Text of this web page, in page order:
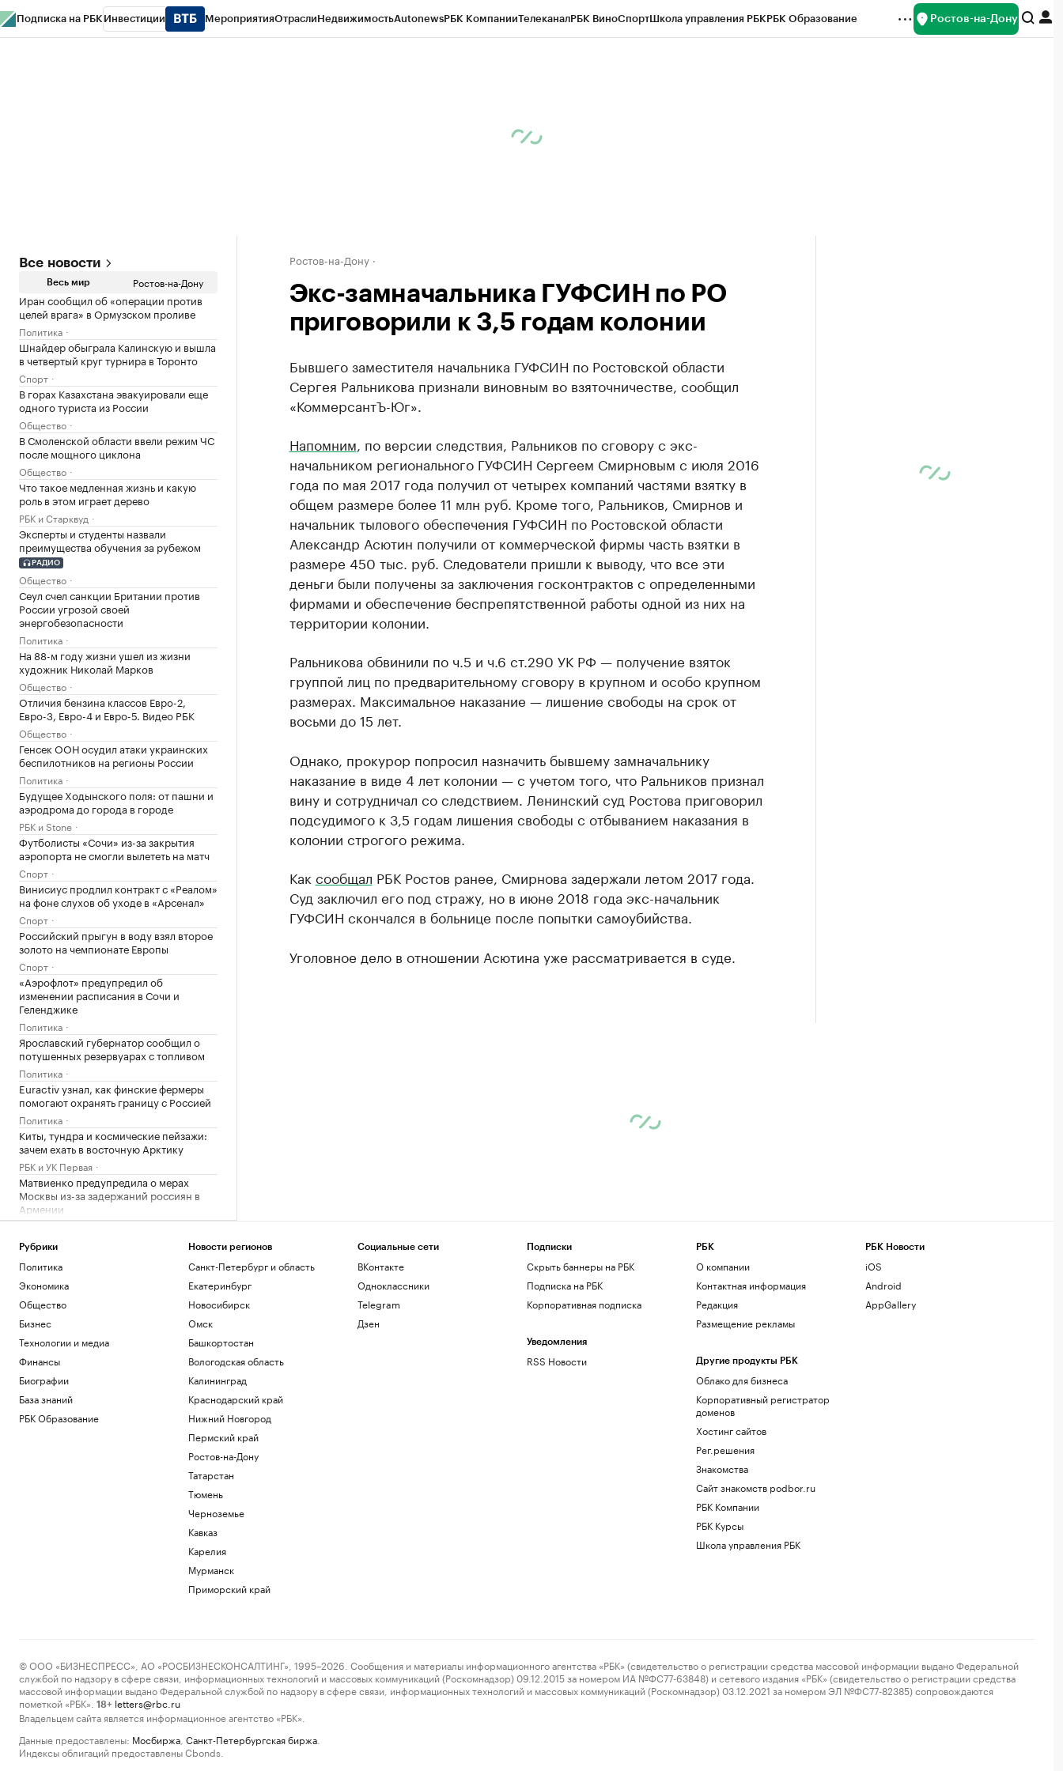
Подписка на РБК Инвестиции МероприятияОтраслиНедвижимостьAutonewsРБК КомпанииТелеканалРБК ВиноСпортШкола управления РБКРБК Образование Ростов-на-Дону
Все новости
Весь мир Ростов-на-Дону
Иран сообщил об «операции против
целей врага» в Ормузском проливе
Политика
Шнайдер обыграла Калинскую и вышла
в четвертый круг турнира в Торонто
Спорт
В горах Казахстана эвакуировали еще
одного туриста из России
Общество
В Смоленской области ввели режим ЧС
после мощного циклона
Общество
Что такое медленная жизнь и какую
роль в этом играет дерево
РБК и Старквуд
Эксперты и студенты назвали
преимущества обучения за рубежом
РАДИО
Общество
Сеул счел санкции Британии против
России угрозой своей
энергобезопасности
Политика
На 88-м году жизни ушел из жизни
художник Николай Марков
Общество
Отличия бензина классов Евро-2,
Евро-3, Евро-4 и Евро-5. Видео РБК
Общество
Генсек ООН осудил атаки украинских
беспилотников на регионы России
Политика
Будущее Ходынского поля: от пашни и
аэродрома до города в городе
РБК и Stone
Футболисты «Сочи» из-за закрытия
аэропорта не смогли вылететь на матч
Спорт
Винисиус продлил контракт с «Реалом»
на фоне слухов об уходе в «Арсенал»
Спорт
Российский прыгун в воду взял второе
золото на чемпионате Европы
Спорт
«Аэрофлот» предупредил об
изменении расписания в Сочи и
Геленджике
Политика
Ярославский губернатор сообщил о
потушенных резервуарах с топливом
Политика
Euractiv узнал, как финские фермеры
помогают охранять границу с Россией
Политика
Киты, тундра и космические пейзажи:
зачем ехать в восточную Арктику
РБК и УК Первая
Матвиенко предупредила о мерах
Москвы из-за задержаний россиян в
Армении
Политика
Wildberries объявил о новых мерах
поддержки продавцов
Бизнес
Ростов-на-Дону
Экс-замначальника ГУФСИН по РО
приговорили к 3,5 годам колонии
Бывшего заместителя начальника ГУФСИН по Ростовской области
Сергея Ральникова признали виновным во взяточничестве, сообщил
«КоммерсантЪ-Юг».
Напомним , по версии следствия, Ральников по сговору с экс-
начальником регионального ГУФСИН Сергеем Смирновым с июля 2016
года по мая 2017 года получил от четырех компаний частями взятку в
общем размере более 11 млн руб. Кроме того, Ральников, Смирнов и
начальник тылового обеспечения ГУФСИН по Ростовской области
Александр Асютин получили от коммерческой фирмы часть взятки в
размере 450 тыс. руб. Следователи пришли к выводу, что все эти
деньги были получены за заключения госконтрактов с определенными
фирмами и обеспечение беспрепятственной работы одной из них на
территории колонии.
Ральникова обвинили по ч.5 и ч.6 ст.290 УК РФ — получение взяток
группой лиц по предварительному сговору в крупном и особо крупном
размерах. Максимальное наказание — лишение свободы на срок от
восьми до 15 лет.
Однако, прокурор попросил назначить бывшему замначальнику
наказание в виде 4 лет колонии — с учетом того, что Ральников признал
вину и сотрудничал со следствием. Ленинский суд Ростова приговорил
подсудимого к 3,5 годам лишения свободы с отбыванием наказания в
колонии строгого режима.
Как сообщал РБК Ростов ранее, Смирнова задержали летом 2017 года.
Суд заключил его под стражу, но в июне 2018 года экс-начальник
ГУФСИН скончался в больнице после попытки самоубийства.
Уголовное дело в отношении Асютина уже рассматривается в суде.
Рубрики
Политика
Экономика
Общество
Бизнес
Технологии и медиа
Финансы
Биографии
База знаний
РБК Образование
Новости регионов
Санкт-Петербург и область
Екатеринбург
Новосибирск
Омск
Башкортостан
Вологодская область
Калининград
Краснодарский край
Нижний Новгород
Пермский край
Ростов-на-Дону
Татарстан
Тюмень
Черноземье
Кавказ
Карелия
Мурманск
Приморский край
Социальные сети
ВКонтакте
Одноклассники
Telegram
Дзен
Подписки
Скрыть баннеры на РБК
Подписка на РБК
Корпоративная подписка
Уведомления
RSS Новости
РБК
О компании
Контактная информация
Редакция
Размещение рекламы
Другие продукты РБК
Облако для бизнеса
Корпоративный регистратор
доменов
Хостинг сайтов
Рег.решения
Знакомства
Сайт знакомств podbor.ru
РБК Компании
РБК Курсы
Школа управления РБК
РБК Новости
iOS
Android
AppGallery
© ООО «БИЗНЕСПРЕСС», АО «РОСБИЗНЕСКОНСАЛТИНГ», 1995–2026. Сообщения и материалы информационного агентства «РБК» (свидетельство о регистрации средства массовой информации выдано Федеральной
службой по надзору в сфере связи, информационных технологий и массовых коммуникаций (Роскомнадзор) 09.12.2015 за номером ИА №ФС77-63848) и сетевого издания «РБК» (свидетельство о регистрации средства
массовой информации выдано Федеральной службой по надзору в сфере связи, информационных технологий и массовых коммуникаций (Роскомнадзор) 03.12.2021 за номером ЭЛ №ФС77-82385) сопровождаются
пометкой «РБК».
18+ letters@rbc.ru
Владельцем сайта является информационное агентство «РБК».
Данные предоставлены: Мосбиржа Санкт-Петербургская биржа
Индексы облигаций предоставлены Cbonds.